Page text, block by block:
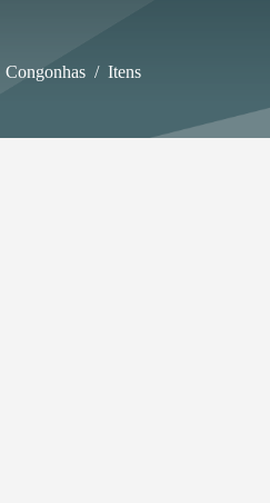
Congonhas / Itens